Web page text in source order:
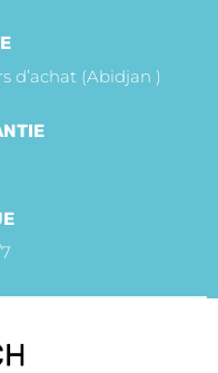
d’achat (Abidjan )